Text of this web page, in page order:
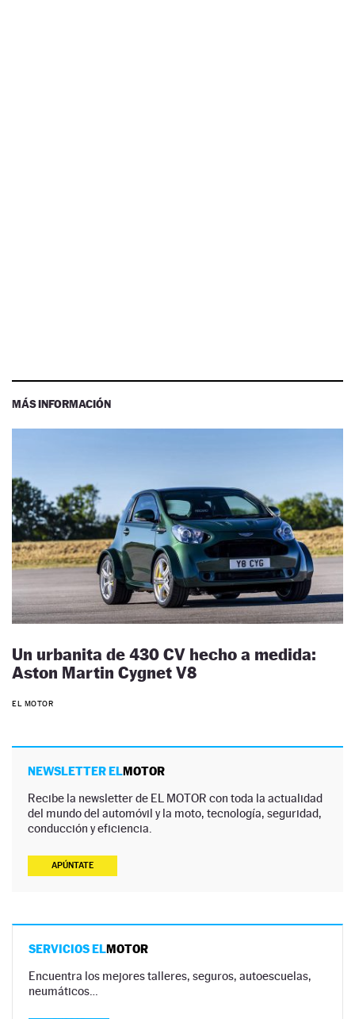
MÁS INFORMACIÓN
Un urbanita de 430 CV hecho a medida:
Aston Martin Cygnet V8
EL MOTOR
NEWSLETTER ELMOTOR
Recibe la newsletter de EL MOTOR con toda la actualidad
del mundo del automóvil y la moto, tecnología, seguridad,
conducción y eficiencia.
APÚNTATE
SERVICIOS ELMOTOR
Encuentra los mejores talleres, seguros, autoescuelas,
neumáticos…